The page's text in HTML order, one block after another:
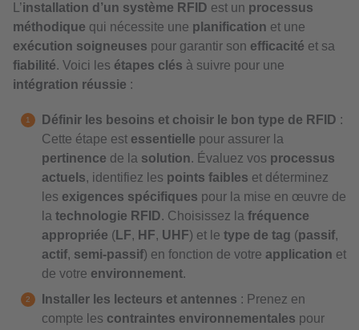
L’installation d’un système RFID est un processus
méthodique qui nécessite une planification et une
exécution soigneuses pour garantir son efficacité et sa
fiabilité. Voici les étapes clés à suivre pour une
intégration réussie :
Définir les besoins et choisir le bon type de RFID :
Cette étape est essentielle pour assurer la
pertinence de la solution. Évaluez vos processus
actuels, identifiez les points faibles et déterminez
les exigences spécifiques pour la mise en œuvre de
la technologie RFID. Choisissez la fréquence
appropriée (LF, HF, UHF) et le type de tag (passif,
actif, semi-passif) en fonction de votre application et
de votre environnement.
Installer les lecteurs et antennes : Prenez en
compte les contraintes environnementales pour